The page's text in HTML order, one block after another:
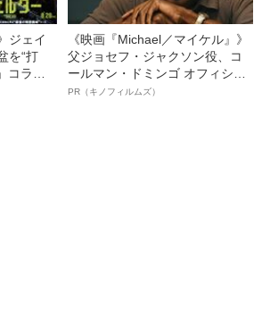
ジェイ
を“打
コラ
《映画『Michael／マイケル』》
父ジョセフ・ジャクソン役、コ
ールマン・ドミンゴ オフィシャ
ルインタビュー“観客を魅了した
PR（キノフィルムズ）